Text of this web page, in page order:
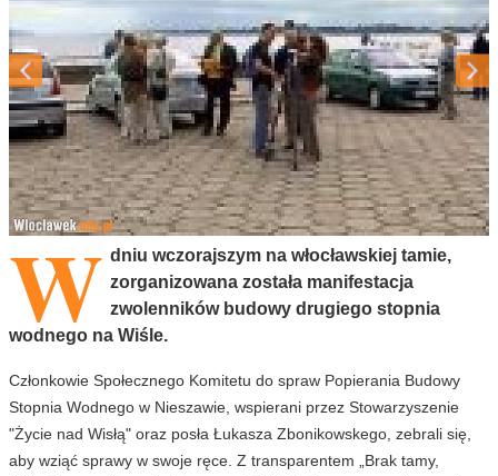
W dniu wczorajszym na włocławskiej tamie,
zorganizowana została manifestacja
zwolenników budowy drugiego stopnia
wodnego na Wiśle.
Członkowie Społecznego Komitetu do spraw Popierania Budowy
Stopnia Wodnego w Nieszawie, wspierani przez Stowarzyszenie
"Życie nad Wisłą" oraz posła Łukasza Zbonikowskego, zebrali się,
aby wziąć sprawy w swoje ręce. Z transparentem „Brak tamy,